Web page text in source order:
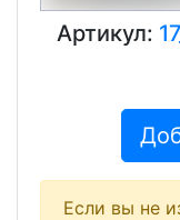
Артикул:
Если вы не